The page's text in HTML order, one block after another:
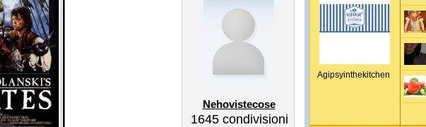
Nehovistecose
1645 condivisioni
Agipsyinthekitchen